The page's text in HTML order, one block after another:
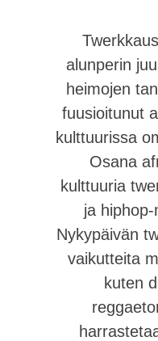
alunperin
heimojen
fuusioitunut
kulttuurissa
Osana
kulttuuria
ja
Nykypäivän
vaikutteita
kuten